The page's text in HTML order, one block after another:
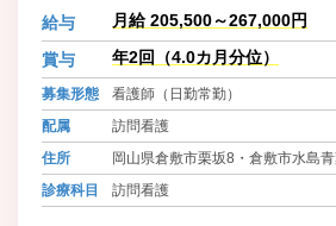
クムレの願
給与 月給 205,500～267,000円
賞与 年2回（4.0カ月分位）
募集形態
看護師（日勤常勤）
配属
訪問看護
住所
岡山県倉敷市栗坂8・倉敷市水島
診療科目
訪問看護